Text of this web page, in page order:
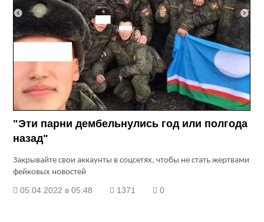
"Эти парни дембельнулись год или полгода
назад"
Закрывайте свои аккаунты в соцсетях, чтобы не стать жертвами
фейковых новостей
05.04.2022 в 05:48 1371 0